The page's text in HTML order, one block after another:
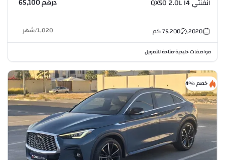
انفنتي QX50 2.0L I4 درهم 65,100
2020
75,200كم 1,020
/شهر
مواصفات خليجية•متاحة للتمويل
خصم %4